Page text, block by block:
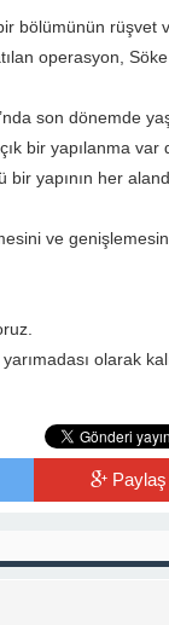
bölümünün
operasyon,
son dönemde
bir yapılanma var
yapının her
ve
olarak
Paylaş